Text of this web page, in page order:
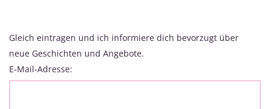
Gleich eintragen und ich informiere dich bevorzugt über
neue Geschichten und Angebote.
E-Mail-Adresse: